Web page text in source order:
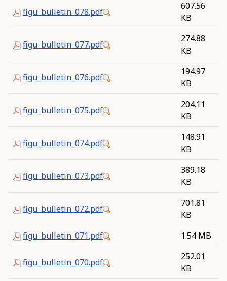
figu_bulletin_078.pdf
607.56
KB
figu_bulletin_077.pdf
274.88
KB
figu_bulletin_076.pdf
194.97
KB
figu_bulletin_075.pdf
204.11
KB
figu_bulletin_074.pdf
148.91
KB
figu_bulletin_073.pdf
389.18
KB
figu_bulletin_072.pdf
701.81
KB
figu_bulletin_071.pdf
1.54 MB
figu_bulletin_070.pdf
252.01
KB